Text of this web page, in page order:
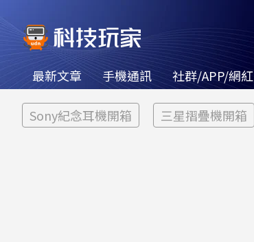
最新文章 手機通訊 社群/APP/網紅
Sony紀念耳機開箱 三星摺疊機開箱